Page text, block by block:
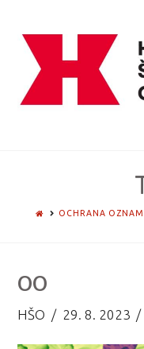
HOMEOCHRANA
oo
HŠO 29. 8. 2023